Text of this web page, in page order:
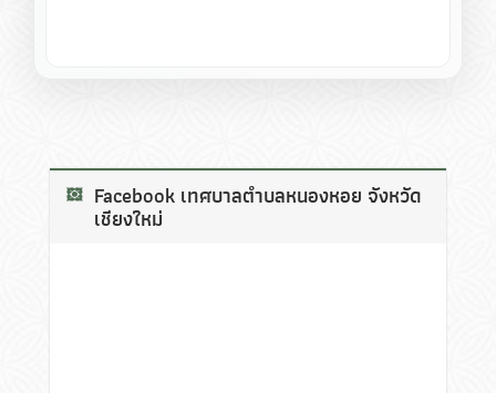
Facebook เทศบาลตำบลหนองหอย จังหวัด
เชียงใหม่